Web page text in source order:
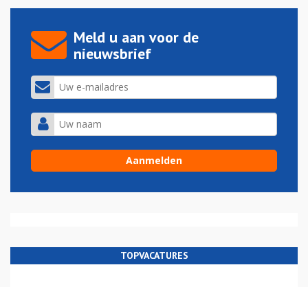
Meld u aan voor de
nieuwsbrief
TOPVACATURES